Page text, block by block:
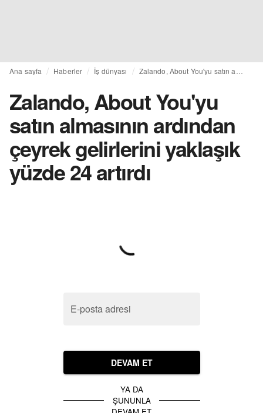
Ana sayfa Haberler İş dünyası
Zalando, About You'yu
satın almasının ardından
çeyrek gelirlerini yaklaşık
yüzde 24 artırdı
E-posta adresi
DEVAM ET
YA DA
ŞUNUNLA